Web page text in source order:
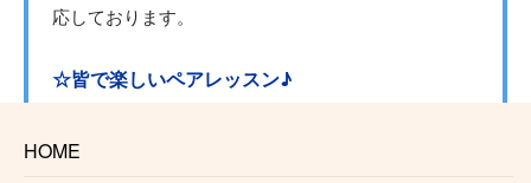
HOME
応しております。
☆皆で楽しいペアレッスン♪
す。